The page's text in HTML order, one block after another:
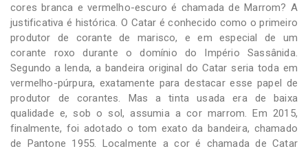
cores branca e vermelho-escuro é chamada de Marrom? A
justificativa é histórica. O Catar é conhecido como o primeiro
produtor de corante de marisco, e em especial de um
corante roxo durante o domínio do Império Sassânida.
Segundo a lenda, a bandeira original do Catar seria toda em
vermelho-púrpura, exatamente para destacar esse papel de
produtor de corantes. Mas a tinta usada era de baixa
qualidade e, sob o sol, assumia a cor marrom. Em 2015,
finalmente, foi adotado o tom exato da bandeira, chamado
de Pantone 1955. Localmente a cor é chamada de Catar